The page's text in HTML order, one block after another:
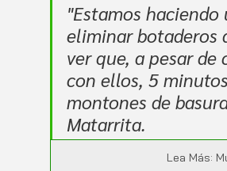
"Estamos
eliminar botaderos
ver que, a pesar
con ellos, 5
montones de
Matarrita.
Lea Más: